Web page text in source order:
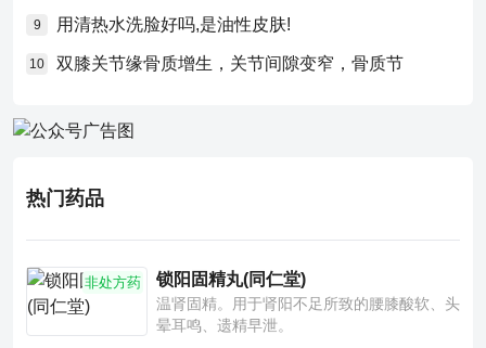
9 用清热水洗脸好吗,是油性皮肤!
10 双膝关节缘骨质增生，关节间隙变窄，骨质节
热门药品
非处方药 锁阳固精丸(同仁堂)
温肾固精。用于肾阳不足所致的腰膝酸软、头
晕耳鸣、遗精早泄。